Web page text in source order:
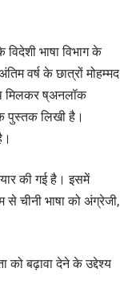
भाषा विभाग के
वर्ष के छात्रों मोहम्मद
मिलकर ष्अनलॉक
पुस्तक लिखी है।
की गई है। इसमें
से चीनी भाषा को अंग्रेजी,
को बढ़ावा देने के उद्देश्य